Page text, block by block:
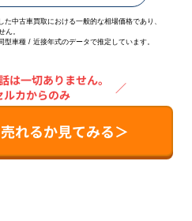
中古車買取における一般的な相場価格であり、
ん。
車種 / 近接年式のデータで推定しています。
は一切ありません。
ルカからのみ
／
れるか見てみる＞